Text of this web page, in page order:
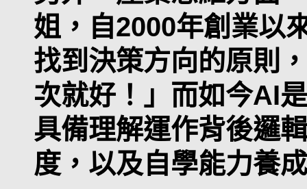
姐，自2000年創業以
找到決策方向的原則
次就好！」而如今AI
具備理解運作背後邏
度，以及自學能力養